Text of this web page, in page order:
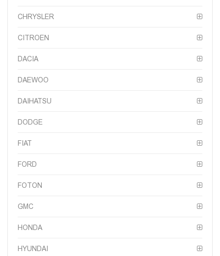
CHRYSLER
CITROEN
DACIA
DAEWOO
DAIHATSU
DODGE
FIAT
FORD
FOTON
GMC
HONDA
HYUNDAI